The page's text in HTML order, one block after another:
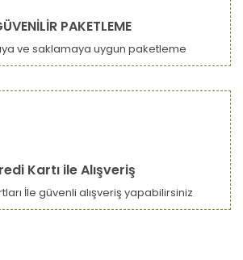
PAKETLEME
ve saklamaya uygun paketleme
Kartı ile Alışveriş
İle güvenli alışveriş yapabilirsiniz